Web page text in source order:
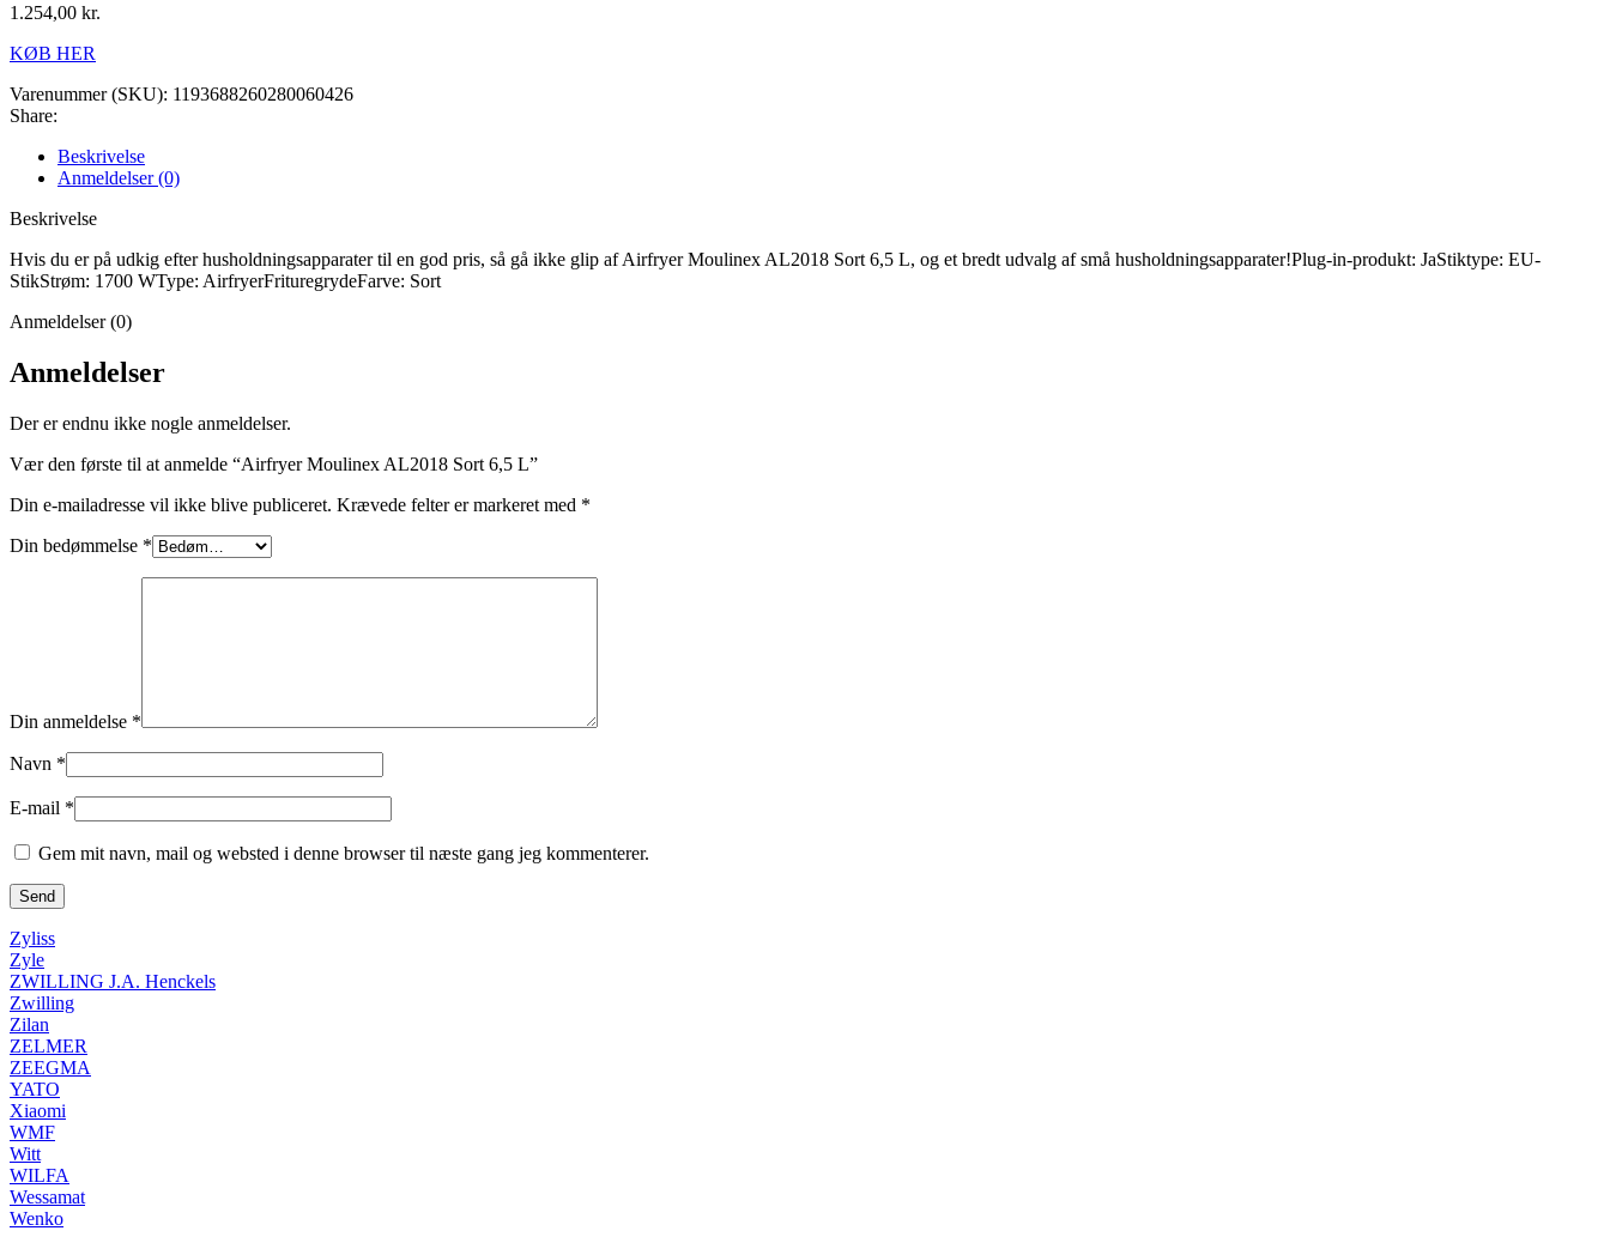
1.254,00 kr.
KØB HER
Varenummer (SKU): 1193688260280060426
Share:
Beskrivelse
Anmeldelser (0)
Beskrivelse
Hvis du er på udkig efter husholdningsapparater til en god pris, så gå ikke glip af Airfryer Moulinex AL2018 Sort 6,5 L, og et bredt udvalg af små husholdningsapparater!Plug-in-produkt: JaStiktype: EU-
StikStrøm: 1700 WType: AirfryerFrituregrydeFarve: Sort
Anmeldelser (0)
Anmeldelser
Der er endnu ikke nogle anmeldelser.
Vær den første til at anmelde “Airfryer Moulinex AL2018 Sort 6,5 L”
Din e-mailadresse vil ikke blive publiceret. Krævede felter er markeret med *
Din bedømmelse *
Din anmeldelse *
Navn *
E-mail *
Gem mit navn, mail og websted i denne browser til næste gang jeg kommenterer.
Zyliss
Zyle
ZWILLING J.A. Henckels
Zwilling
Zilan
ZELMER
ZEEGMA
YATO
Xiaomi
WMF
Witt
WILFA
Wessamat
Wenko